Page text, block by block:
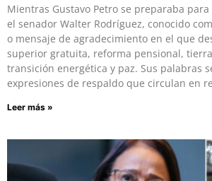
Mientras Gustavo Petro se preparaba
el senador Walter Rodríguez, conocido
o mensaje de agradecimiento en el que
superior gratuita, reforma pensional,
transición energética y paz. Sus palabras
expresiones de respaldo que circulan en
Leer más »